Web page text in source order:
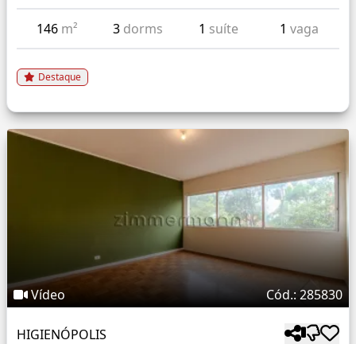
146 m² 3 dorms 1 suíte 1 vaga
Destaque
Vídeo Cód.: 285830
HIGIENÓPOLIS